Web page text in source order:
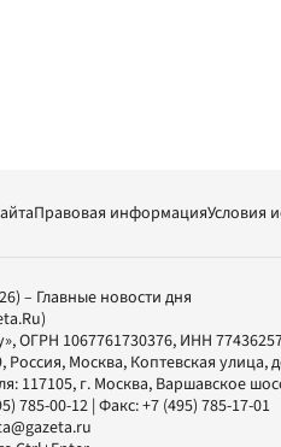
Правовая информацияУсловия
– Главные новости дня
, ОГРН 1067761730376, ИНН
Россия, Москва, Коптевская улица,
117105, г. Москва, Варшавское
785-00-12| Факс:+7 (495) 785-17-01